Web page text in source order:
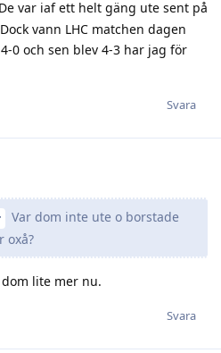
De var iaf ett helt gäng ute sent på
vann LHC matchen dagen
0 och sen blev 4-3 har jag för
Svara
Var dom inte ute o borstade
oxå?
lite mer nu.
Svara